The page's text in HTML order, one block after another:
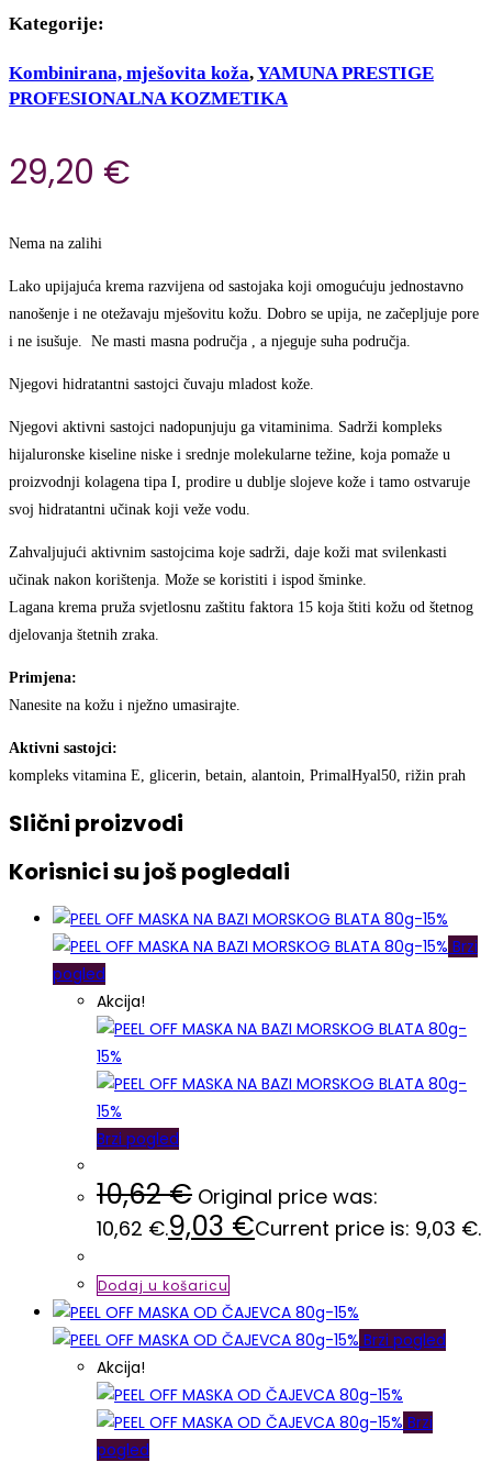
Kategorije:
Kombinirana, mješovita koža,YAMUNA PRESTIGE
PROFESIONALNA KOZMETIKA
29,20 €
Nema na zalihi
Lako upijajuća krema razvijena od sastojaka koji omogućuju jednostavno
nanošenje i ne otežavaju mješovitu kožu. Dobro se upija, ne začepljuje pore
i ne isušuje. Ne masti masna područja , a njeguje suha područja.
Njegovi hidratantni sastojci čuvaju mladost kože.
Njegovi aktivni sastojci nadopunjuju ga vitaminima. Sadrži kompleks
hijaluronske kiseline niske i srednje molekularne težine, koja pomaže u
proizvodnji kolagena tipa I, prodire u dublje slojeve kože i tamo ostvaruje
svoj hidratantni učinak koji veže vodu.
Zahvaljujući aktivnim sastojcima koje sadrži, daje koži mat svilenkasti
učinak nakon korištenja. Može se koristiti i ispod šminke.
Lagana krema pruža svjetlosnu zaštitu faktora 15 koja štiti kožu od štetnog
djelovanja štetnih zraka.
Primjena:
Nanesite na kožu i nježno umasirajte.
Aktivni sastojci:
kompleks vitamina E, glicerin, betain, alantoin, PrimalHyal50, rižin prah
Slični proizvodi
Korisnici su još pogledali
Brzi
pogled
Akcija!
Brzi pogled
10,62€ Original price was:
10,62 €.9,03 €Current price is: 9,03 €.
Dodaj u košaricu
Brzi pogled
Akcija!
Brzi
pogled